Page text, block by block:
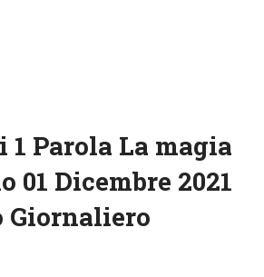
Parola La magia
01 Dicembre 2021
Giornaliero